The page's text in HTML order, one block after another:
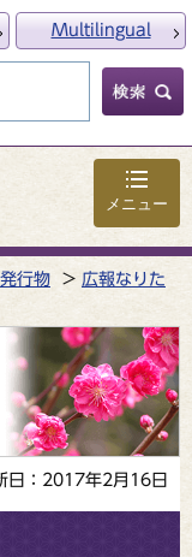
メニュー
Multilingual
行物
広報なりた
日：2017年2月16日